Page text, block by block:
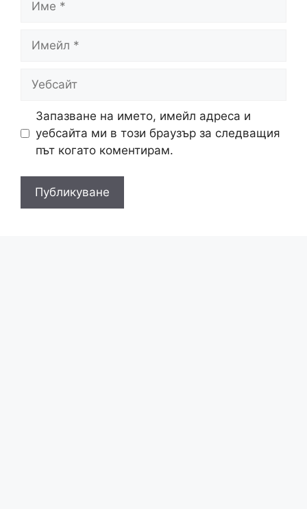
Запазване на името, имейл адреса и
уебсайта ми в този браузър за следващия
път когато коментирам.